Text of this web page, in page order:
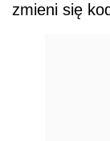
zmieni się